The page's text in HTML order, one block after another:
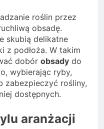
roślin przez
obsadę.
skubią delikatne
z podłoża. W takim
dobór obsady do
wybierając ryby,
zabezpieczyć rośliny,
dostępnych.
aranżacji